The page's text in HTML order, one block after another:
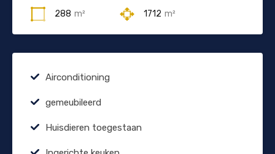
288 m² 1712 m²
Airconditioning
gemeubileerd
Huisdieren toegestaan